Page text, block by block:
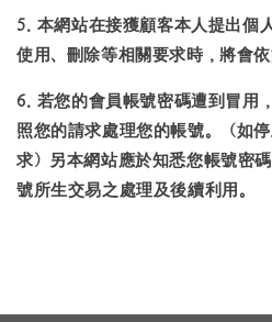
5. 本網站在接獲顧客本人提出個
使用、刪除等相關要求時，將會依
6. 若您的會員帳號密碼遭到冒用
照您的請求處理您的帳號。（如
求）另本網站應於知悉您帳號密
號所生交易之處理及後續利用。